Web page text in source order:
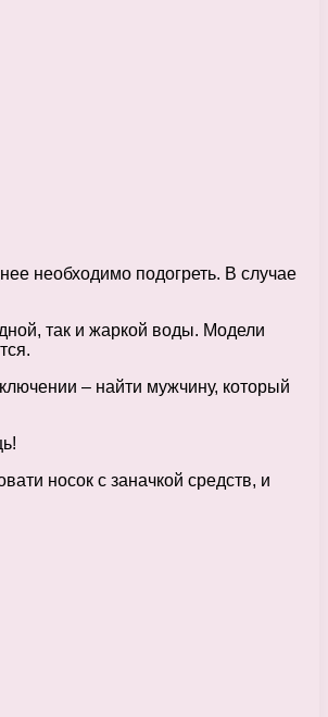
необходимо подогреть. В случае
так и жаркой воды. Модели
– найти мужчину, который
носок с заначкой средств, и